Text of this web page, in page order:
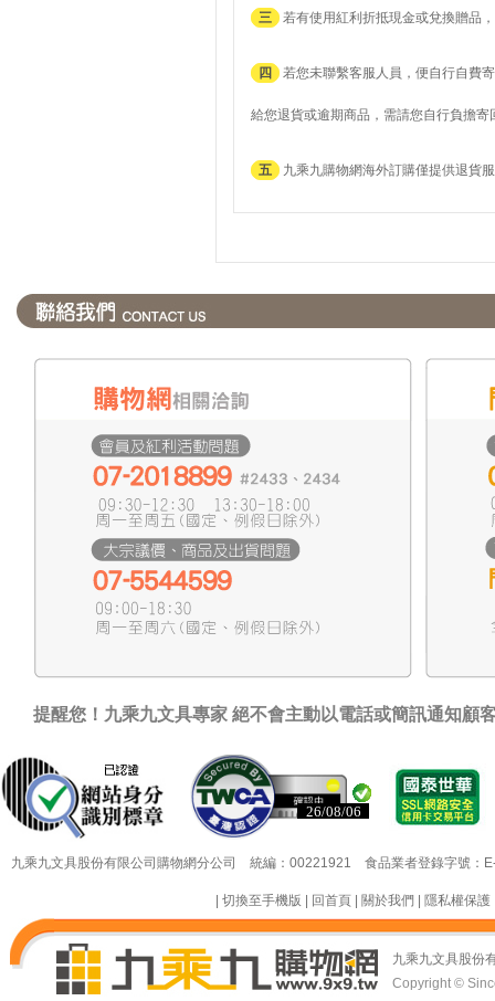
三 若有使用紅利折抵現金或兌換贈品
四 若您未聯繫客服人員，便自行自費
給您退貨或逾期商品，需請您自行負擔寄
五 九乘九購物網海外訂購僅提供退貨
提醒您！九乘九文具專家 絕不會主動以電話或簡訊通知顧
已認證
26/08/06
九乘九文具股份有限公司購物網分公司 統編：00221921 食品業者登錄字號
| 切換至手機版 | 回首頁| 關於我們| 隱私權保護
九乘九文具股份
Copyright ©